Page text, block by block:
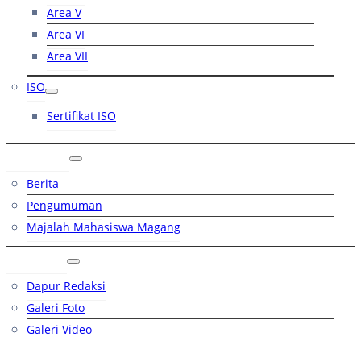
Area V
Area VI
Area VII
ISO
Sertifikat ISO
Berita
Pengumuman
Majalah Mahasiswa Magang
Dapur Redaksi
Galeri Foto
Galeri Video